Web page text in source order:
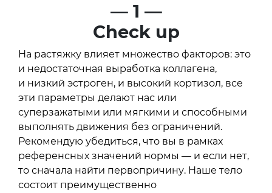
— 1 —
Check up
На растяжку влияет множество факторов: это
и недостаточная выработка коллагена,
и низкий эстроген, и высокий кортизол, все
эти параметры делают нас или
суперзажатыми или мягкими и способными
выполнять движения без ограничений.
Рекомендую убедиться, что вы в рамках
референсных значений нормы — и если нет,
то сначала найти первопричину. Наше тело
состоит преимущественно